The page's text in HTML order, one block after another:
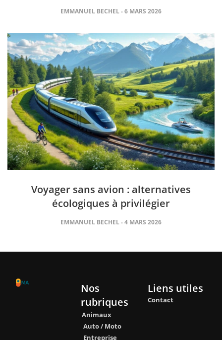
EMMANUEL BECHEL 6 MARS 2026
Voyager sans avion : alternatives
écologiques à privilégier
EMMANUEL BECHEL 4 MARS 2026
Nos
rubriques
Animaux
Auto / Moto
Entreprise
Liens utiles
Contact